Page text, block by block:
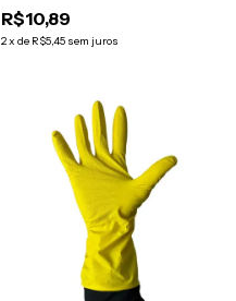
R$10,89
2x de R$5,45 sem juros